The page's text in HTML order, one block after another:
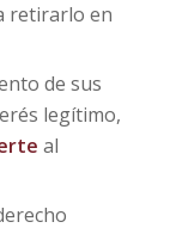
retirarlo en
de sus
legítimo,
al